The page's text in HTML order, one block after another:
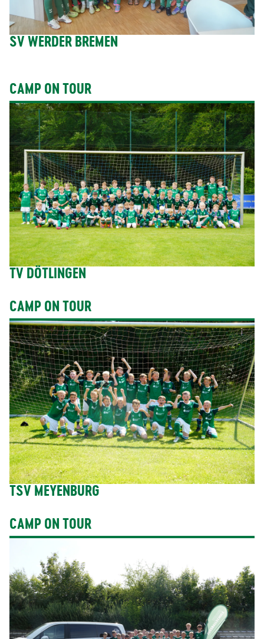
SV WERDER BREMEN
CAMP ON TOUR
TV DÖTLINGEN
CAMP ON TOUR
TSV MEYENBURG
CAMP ON TOUR